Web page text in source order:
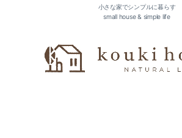
小さな家でシンプルに暮らす
small house & simple life